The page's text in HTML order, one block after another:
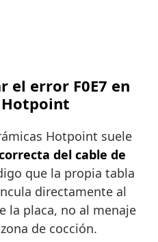
el error F0E7 en
Hotpoint suele
del cable de
que la propia tabla
directamente al
la placa, no al menaje
de cocción.